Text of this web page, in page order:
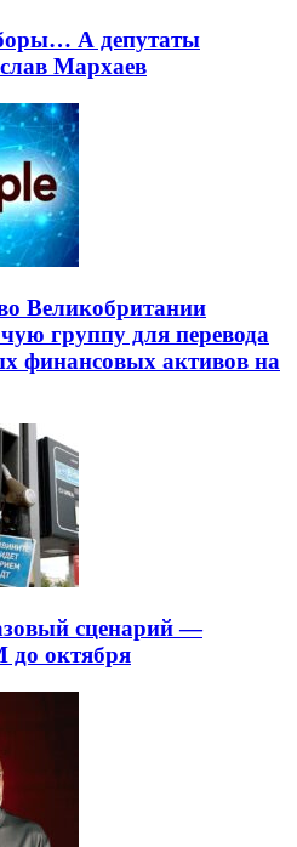
А депутаты
Мархаев
Великобритании
группу для перевода
финансовых активов на
сценарий —
октября